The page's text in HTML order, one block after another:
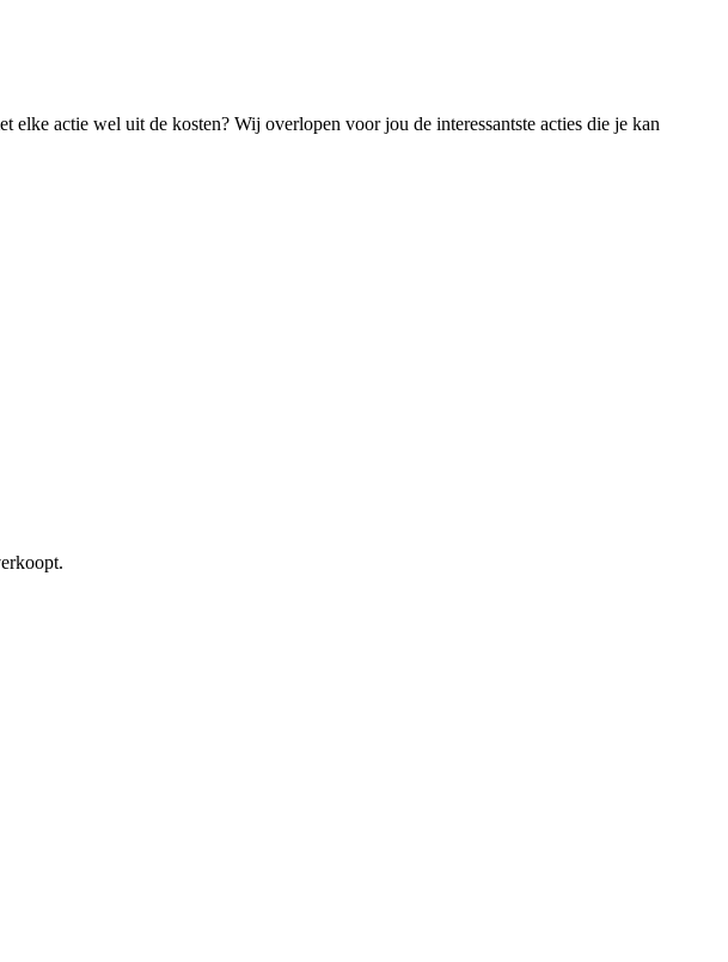
actie wel uit de kosten? Wij overlopen voor jou de interessantste acties die je kan